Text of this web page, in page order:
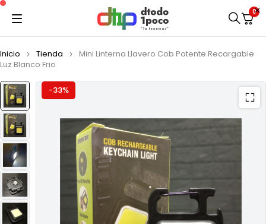
0
Inicio Tienda
Mini Linterna Llavero Cob Potente Recargable
Luz Blanco Frio
-33%